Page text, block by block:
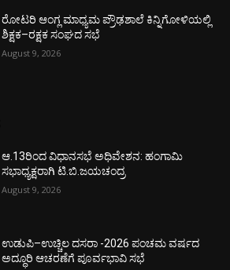
ರೋಟರಿ ಆಂಗ್ಲ ಮಾಧ್ಯಮ ಪ್ರೌಢಶಾಲೆ ಕಿನ್ನಿಗೋಳಿಯಲ್ಲಿ
ಶಿಕ್ಷಕ–ರಕ್ಷಕ ಸಂಘದ ಸಭೆ
August 9, 2026
ಆ.13ರಿಂದ ವಿಧಾನಸಭೆ ಅಧಿವೇಶನ: ಹಂಗಾಮಿ
ಸಭಾಧ್ಯಕ್ಷರಾಗಿ ಟಿ.ಬಿ.ಜಯಚಂದ್ರ
August 9, 2026
ಉಡುಪಿ–ಉಚ್ಚಿಲ ದಸರಾ -2026 ಪಂಚಮ ವರ್ಷದ
ಅದ್ಧೂರಿ ಆಚರಣೆಗೆ ಪೂರ್ವಭಾವಿ ಸಭೆ